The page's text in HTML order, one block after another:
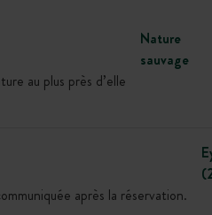
Nature
sauvage
au plus près d’elle
après la réservation.